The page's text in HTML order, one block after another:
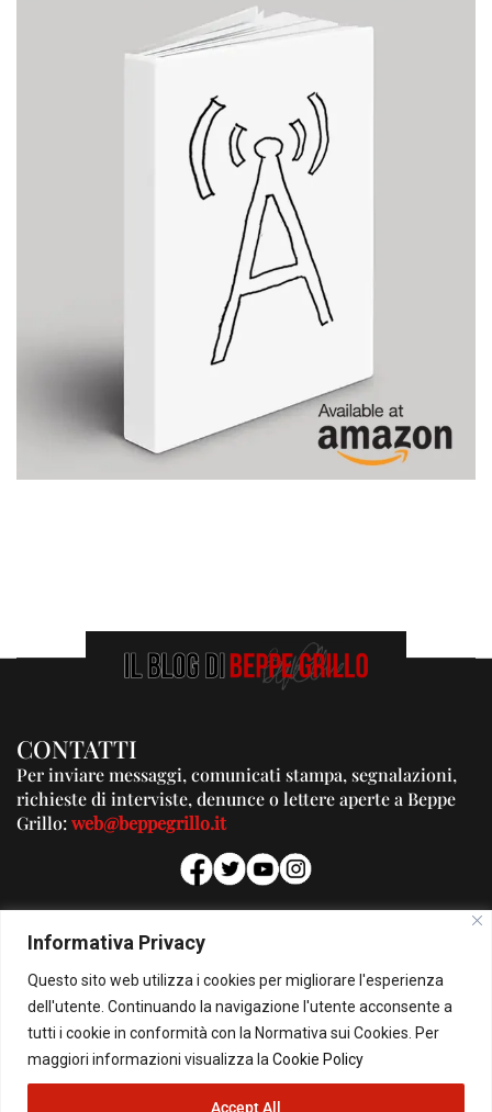
Informativa Privacy
Questo sito web utilizza i cookies per migliorare l'esperienza
dell'utente. Continuando la navigazione l'utente acconsente a
tutti i cookie in conformità con la Normativa sui Cookies. Per
maggiori informazioni visualizza la Cookie Policy
Accept All
CONTATTI
Per inviare messaggi, comunicati stampa, segnalazioni,
richieste di interviste, denunce o lettere aperte a Beppe
Grillo:web@beppegrillo.it
PUBBLICITA'
Per la tua pubblicità su questo Blog:
pubblicita@beppegrillo.it
© Copyright 2026 - Il Blog di Beppe Grillo. All Rights Reserved - Powered by